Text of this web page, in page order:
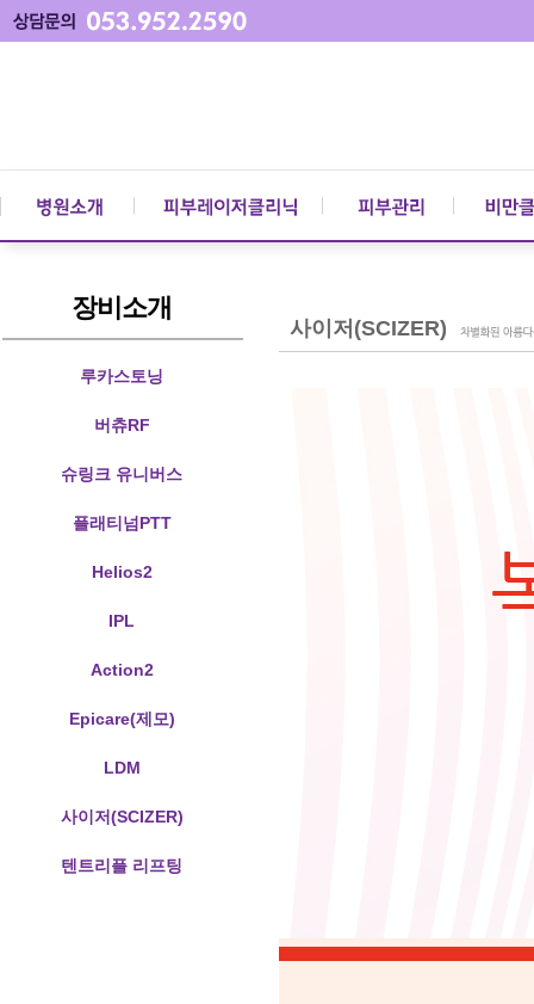
장비소개
루카스토닝
버츄RF
슈링크 유니버스
플래티넘PTT
Helios2
IPL
Action2
Epicare(제모)
LDM
사이저(SCIZER)
텐트리플 리프팅
사이저(SCIZER)